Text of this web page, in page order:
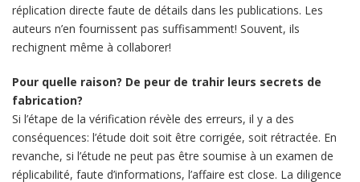
réplication directe faute de détails dans les publications. Les
auteurs n’en fournissent pas suffisamment! Souvent, ils
rechignent même à collaborer!
Pour quelle raison? De peur de trahir leurs secrets de
fabrication?
Si l’étape de la vérification révèle des erreurs, il y a des
conséquences: l’étude doit soit être corrigée, soit rétractée. En
revanche, si l’étude ne peut pas être soumise à un examen de
réplicabilité, faute d’informations, l’affaire est close. La diligence